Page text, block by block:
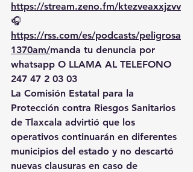
https://stream.zeno.fm/ktezveaxxjzvv
🎧
https://rss.com/es/podcasts/peligrosa
1370am/manda tu denuncia por
whatsapp O LLAMA AL TELEFONO
247 47 2 03 03
La Comisión Estatal para la
Protección contra Riesgos Sanitarios
de Tlaxcala advirtió que los
operativos continuarán en diferentes
municipios del estado y no descartó
nuevas clausuras en caso de